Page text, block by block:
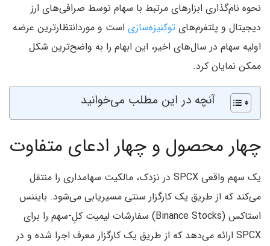
نحوه نام‌گذاری ابزارهای مرتبط با سهام توسط صرافی‌های ارز
دیجیتال و پلتفرم‌های توکنیزه‌سازی است و موردانتظارترین عرضه
اولیه سهام در سال‌های اخیر، این ابهام را به واضح‌ترین شکل
ممکن نمایان کرد.
آنچه در این مطلب می‌خوانید
چهار محصول و چهار ادعای متفاوت
یک سهم واقعی SPCX در نزدک، مالکیت سهامداری را منتقل
می‌کند که از طریق یک کارگزار سنتی مسیریابی می‌شود. بایننس
استاکس (Binance Stocks) سفارشات لیمیت کلِ-سهم را برای
SPCX ارائه می‌دهد که از طریق یک کارگزار معرف اجرا شده و در